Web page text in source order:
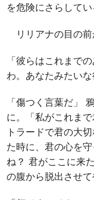
を危険にさらして
リリアナの目の前
「彼らはこれまで
わ。あなたみたい
「傷つく言葉だ」
に。「私がこれま
トラードで君の大
た時に、君の心を
ね？ 君がここに来
の腹から脱出させて